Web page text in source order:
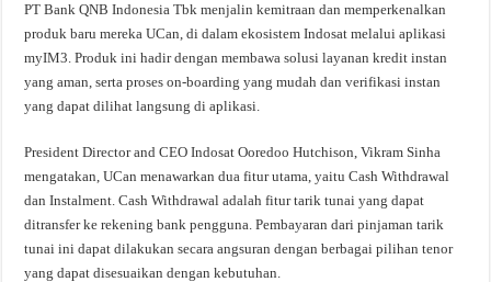
PT Bank QNB Indonesia Tbk menjalin kemitraan dan memperkenalkan
produk baru mereka UCan, di dalam ekosistem Indosat melalui aplikasi
myIM3. Produk ini hadir dengan membawa solusi layanan kredit instan
yang aman, serta proses on-boarding yang mudah dan verifikasi instan
yang dapat dilihat langsung di aplikasi.
President Director and CEO Indosat Ooredoo Hutchison, Vikram Sinha
mengatakan, UCan menawarkan dua fitur utama, yaitu Cash Withdrawal
dan Instalment. Cash Withdrawal adalah fitur tarik tunai yang dapat
ditransfer ke rekening bank pengguna. Pembayaran dari pinjaman tarik
tunai ini dapat dilakukan secara angsuran dengan berbagai pilihan tenor
yang dapat disesuaikan dengan kebutuhan.